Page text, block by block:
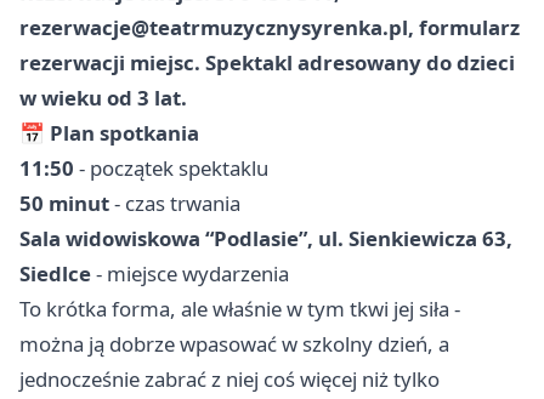
rezerwacje@teatrmuzycznysyrenka.pl, formularz
rezerwacji miejsc. Spektakl adresowany do dzieci
w wieku od 3 lat.
📅 Plan spotkania
11:50 - początek spektaklu
50 minut- czas trwania
Sala widowiskowa “Podlasie”, ul. Sienkiewicza 63,
Siedlce- miejsce wydarzenia
To krótka forma, ale właśnie w tym tkwi jej siła -
można ją dobrze wpasować w szkolny dzień, a
jednocześnie zabrać z niej coś więcej niż tylko